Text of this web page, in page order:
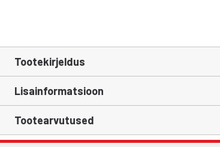
Tootekirjeldus
Lisainformatsioon
Tootearvutused